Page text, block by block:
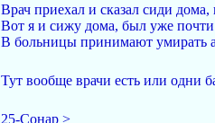
Врач приехал и сказал сиди
Вот я и сижу дома, был уже почти
В больницы принимают умирать
Тут вообще врачи есть или одни
25-Сонар >